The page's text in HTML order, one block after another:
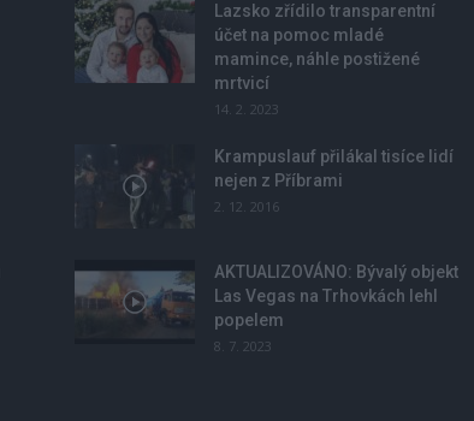
Lazsko zřídilo transparentní
účet na pomoc mladé
mamince, náhle postižené
mrtvicí
14. 2. 2023
Krampuslauf přilákal tisíce lidí
nejen z Příbrami
2. 12. 2016
AKTUALIZOVÁNO: Bývalý objekt
Las Vegas na Trhovkách lehl
popelem
8. 7. 2023